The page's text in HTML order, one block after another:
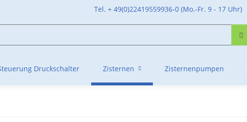
Tel. + 49(0)22419559936-0 (Mo.-Fr. 9 - 17 Uhr)
Druckschalter Zisternen Zisternenpumpen